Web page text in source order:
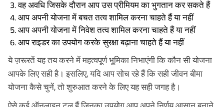
वह अवधि जिसके दौरान आप उस प्रीमियम का भुगतान कर सकते हैं
आप अपनी योजना में बचत तत्व शामिल करना चाहते हैं या नहीं
आप अपनी योजना में निवेश तत्व शामिल करना चाहते हैं या नहीं
आप राइडर का उपयोग करके सुरक्षा बढ़ाना चाहते हैं या नहीं
ये ज़रूरतें यह तय करने में महत्वपूर्ण भूमिका निभाएंगी कि कौन सी योजना
आपके लिए सही है। इसलिए, यदि आप सोच रहे हैं कि सही जीवन बीमा
योजना कैसे चुनें, तो शुरुआत करने के लिए यह सही जगह है।